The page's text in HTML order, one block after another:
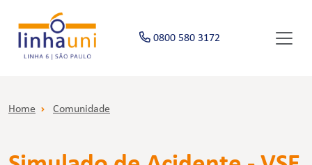
0800 580 3172
Home Comunidade